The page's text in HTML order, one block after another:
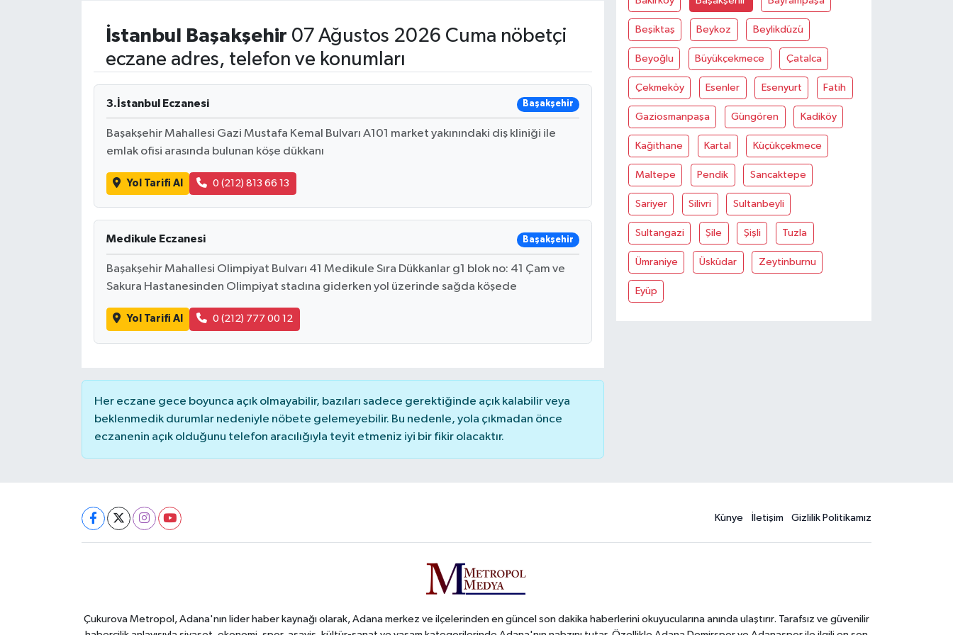
İstanbul Başakşehir 07 Ağustos 2026 Cuma nöbetçi
eczane adres, telefon ve konumları
3.İstanbul Eczanesi Başakşehir
Başakşehir Mahallesi Gazi Mustafa Kemal Bulvarı A101 market yakınındaki diş kliniği ile
emlak ofisi arasında bulunan köşe dükkanı
Yol Tarifi Al 0 (212) 813 66 13
Medikule Eczanesi Başakşehir
Başakşehir Mahallesi Olimpiyat Bulvarı 41 Medikule Sıra Dükkanlar g1 blok no: 41 Çam ve
Sakura Hastanesinden Olimpiyat stadına giderken yol üzerinde sağda köşede
Yol Tarifi Al 0 (212) 777 00 12
Her eczane gece boyunca açık olmayabilir, bazıları sadece gerektiğinde açık kalabilir veya
beklenmedik durumlar nedeniyle nöbete gelemeyebilir. Bu nedenle, yola çıkmadan önce
eczanenin açık olduğunu telefon aracılığıyla teyit etmeniz iyi bir fikir olacaktır.
Beşiktaş Beykoz Beylikdüzü
Beyoğlu Büyükçekmece Çatalca
Çekmeköy Esenler Esenyurt Fatih
Gaziosmanpaşa Güngören Kadiköy
Kağithane Kartal Küçükçekmece
Maltepe Pendik Sancaktepe
Sariyer Silivri Sultanbeyli
Sultangazi Şile Şişli Tuzla
Ümraniye Üsküdar Zeytinburnu
Eyüp
Künye İletişim Gizlilik Politikamız
Çukurova Metropol, Adana'nın lider haber kaynağı olarak, Adana merkez ve ilçelerinden en güncel son dakika haberlerini okuyucularına anında ulaştırır. Tarafsız ve güvenilir
Resmi İlanlar